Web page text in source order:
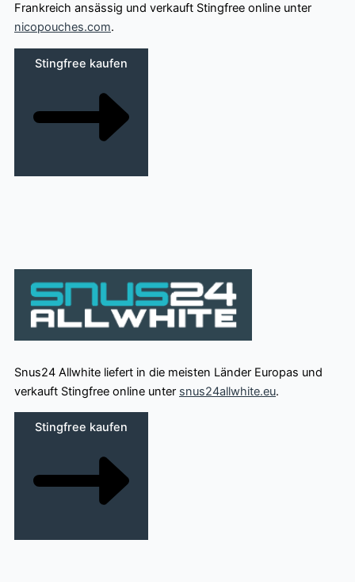
Frankreich ansässig und verkauft Stingfree online unter
nicopouches.com.
Stingfree kaufen
Snus24 Allwhite liefert in die meisten Länder Europas und
verkauft Stingfree online unter snus24allwhite.eu.
Stingfree kaufen